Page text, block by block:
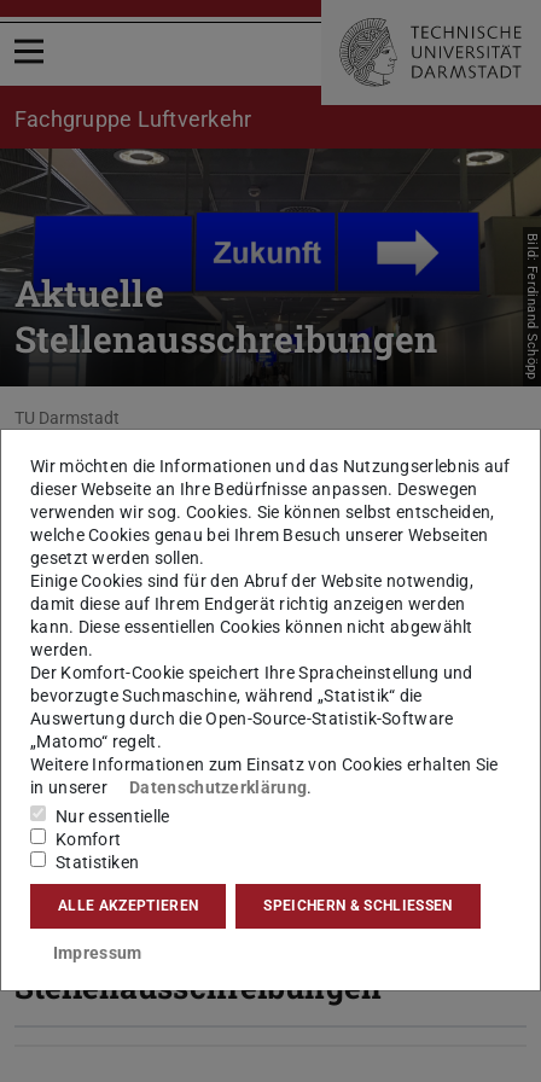
Menü öffnen
Fachgruppe Luftverkehr
Aktuelle
Stellenausschreibungen
Bild: Ferdinand Schöpp
Sie befinden sich hier:
TU Darmstadt
Verkehr
Fachgruppe Luftverkehr
Aktuelles
Stellenausschreibungen
KONTAKT
Aktuell haben wir keine offenen Stellen
zu besetzen. Gerne können Sie sich initiativ
bewerben
Digitaler Aushang:
Stellenausschreibungen
Wir möchten die Informationen und das Nutzungserlebnis auf
dieser Webseite an Ihre Bedürfnisse anpassen. Deswegen
verwenden wir sog. Cookies. Sie können selbst entscheiden,
welche Cookies genau bei Ihrem Besuch unserer Webseiten
gesetzt werden sollen.
Einige Cookies sind für den Abruf der Website notwendig,
damit diese auf Ihrem Endgerät richtig anzeigen werden
kann. Diese essentiellen Cookies können nicht abgewählt
werden.
Der Komfort-Cookie speichert Ihre Spracheinstellung und
bevorzugte Suchmaschine, während „Statistik“ die
Auswertung durch die Open-Source-Statistik-Software
„Matomo“ regelt.
Weitere Informationen zum Einsatz von Cookies erhalten Sie
in unserer
Datenschutzerklärung.
Nur essentielle
Komfort
Statistiken
ALLE AKZEPTIEREN SPEICHERN & SCHLIESSEN
Impressum